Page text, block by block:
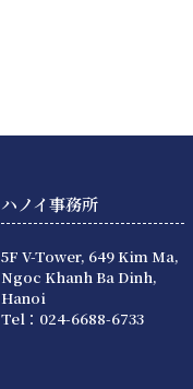
ハノイ事務所
5F V-Tower, 649 Kim Ma,
Ngoc Khanh Ba Dinh,
Hanoi
Tel：024-6688-6733